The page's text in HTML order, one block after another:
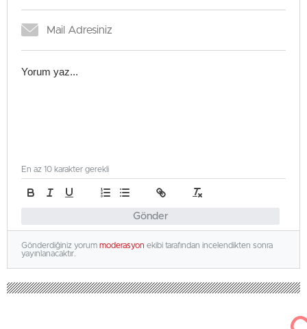
Gönder
En az 10 karakter gerekli
Gönderdiğiniz yorum moderasyon ekibi tarafından incelendikten sonra
yayınlanacaktır.